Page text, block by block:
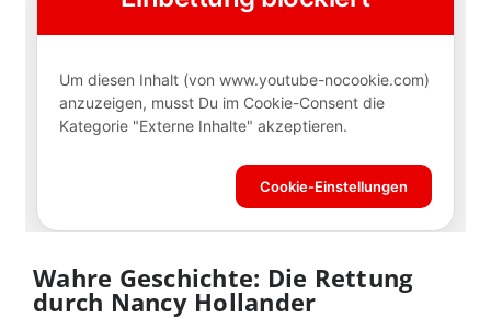
Wahre Geschichte: Die Rettung
durch Nancy Hollander